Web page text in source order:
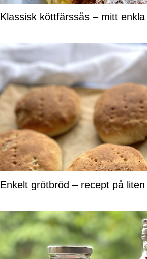
Klassisk köttfärssås – mitt
Enkelt grötbröd – recept på